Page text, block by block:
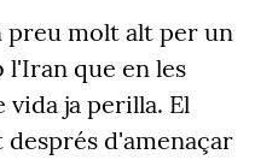
preu molt alt per un
que en les
vida ja perilla. El
d'amenaçar